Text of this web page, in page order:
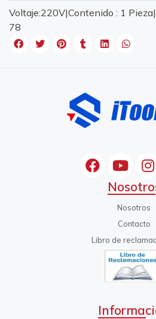
Voltaje:220V|Contenido : 1
78
Nosotros
Contacto
Libro de